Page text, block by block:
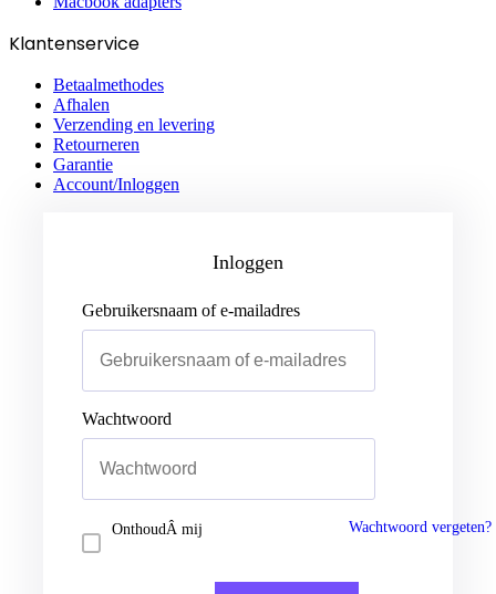
Klantenservice
Betaalmethodes
Afhalen
Verzending en levering
Retourneren
Garantie
Account/Inloggen
Gebruikersnaam of e-mailadres
Wachtwoord